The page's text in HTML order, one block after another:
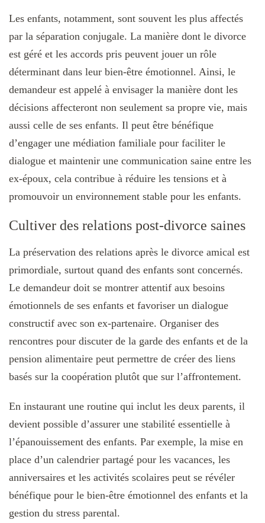
Les enfants, notamment, sont souvent les plus affectés
par la séparation conjugale. La manière dont le divorce
est géré et les accords pris peuvent jouer un rôle
déterminant dans leur bien-être émotionnel. Ainsi, le
demandeur est appelé à envisager la manière dont les
décisions affecteront non seulement sa propre vie, mais
aussi celle de ses enfants. Il peut être bénéfique
d’engager une médiation familiale pour faciliter le
dialogue et maintenir une communication saine entre les
ex-époux, cela contribue à réduire les tensions et à
promouvoir un environnement stable pour les enfants.
Cultiver des relations post-divorce saines
La préservation des relations après le divorce amical est
primordiale, surtout quand des enfants sont concernés.
Le demandeur doit se montrer attentif aux besoins
émotionnels de ses enfants et favoriser un dialogue
constructif avec son ex-partenaire. Organiser des
rencontres pour discuter de la garde des enfants et de la
pension alimentaire peut permettre de créer des liens
basés sur la coopération plutôt que sur l’affrontement.
En instaurant une routine qui inclut les deux parents, il
devient possible d’assurer une stabilité essentielle à
l’épanouissement des enfants. Par exemple, la mise en
place d’un calendrier partagé pour les vacances, les
anniversaires et les activités scolaires peut se révéler
bénéfique pour le bien-être émotionnel des enfants et la
gestion du stress parental.